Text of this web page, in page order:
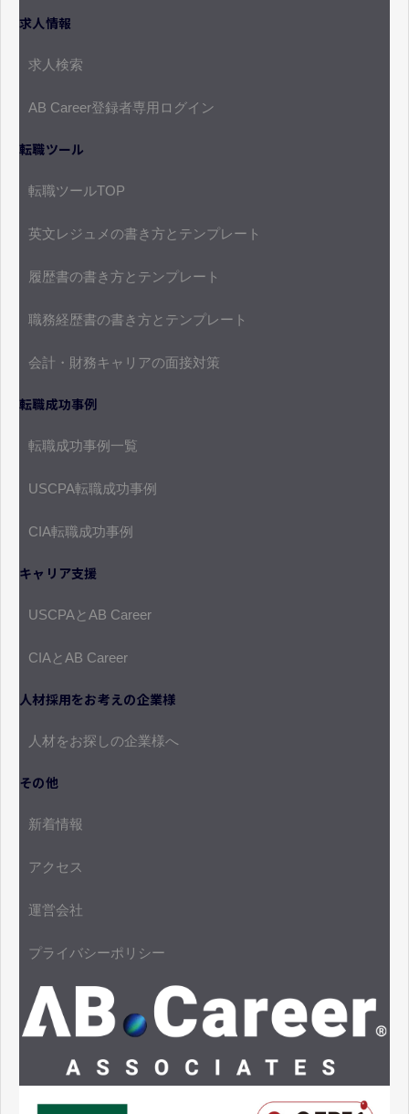
求人情報
求人検索
AB Career登録者専用ログイン
転職ツール
転職ツールTOP
英文レジュメの書き方とテンプレート
履歴書の書き方とテンプレート
職務経歴書の書き方とテンプレート
会計・財務キャリアの面接対策
転職成功事例
転職成功事例一覧
USCPA転職成功事例
CIA転職成功事例
キャリア支援
USCPAとAB Career
CIAとAB Career
人材採用をお考えの企業様
人材をお探しの企業様へ
その他
新着情報
アクセス
運営会社
プライバシーポリシー